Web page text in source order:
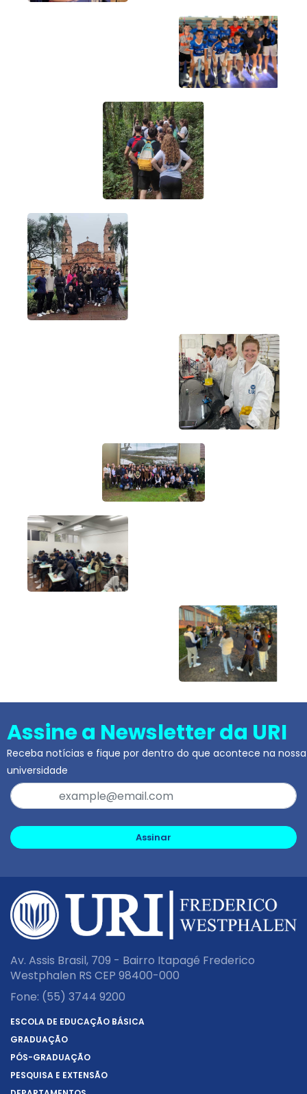
Assine a Newsletter da URI
Receba notícias e fique por dentro do que acontece na nossa
universidade
Assinar
Av. Assis Brasil, 709 - Bairro Itapagé Frederico
Westphalen RS CEP 98400-000
Fone: (55) 3744 9200
ESCOLA DE EDUCAÇÃO BÁSICA
GRADUAÇÃO
PÓS-GRADUAÇÃO
PESQUISA E EXTENSÃO